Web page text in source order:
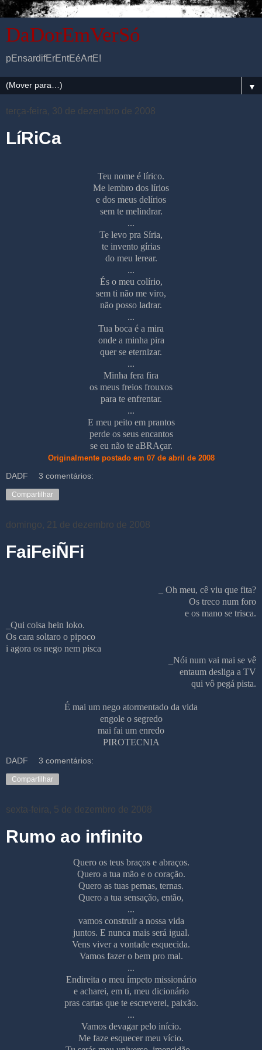
DaDorEmVerSó
pEnsardifErEntEéArtE!
▼
terça-feira, 30 de dezembro de 2008
LíRiCa
Teu nome é lírico.
Me lembro dos lírios
e dos meus delírios
sem te melindrar.
...
Te levo pra Síria,
te invento gírias
do meu lerear.
...
És o meu colírio,
sem ti não me viro,
não posso ladrar.
...
Tua boca é a mira
onde a minha pira
quer se eternizar.
...
Minha fera fira
os meus freios frouxos
para te enfrentar.
...
E meu peito em prantos
perde os seus encantos
se eu não te aBRAçar.
Originalmente postado em 07 de abril de 2008
DADF 3 comentários:
Compartilhar
domingo, 21 de dezembro de 2008
FaiFeiÑFi
_ Oh meu, cê viu que fita?
Os treco num foro
e os mano se trisca.
_Qui coisa hein loko.
Os cara soltaro o pipoco
i agora os nego nem pisca
_Nói num vai mai se vê
entaum desliga a TV
qui vô pegá pista.
É mai um nego atormentado da vida
engole o segredo
mai fai um enredo
PIROTECNIA
DADF 3 comentários:
Compartilhar
sexta-feira, 5 de dezembro de 2008
Rumo ao infinito
Quero os teus braços e abraços.
Quero a tua mão e o coração.
Quero as tuas pernas, ternas.
Quero a tua sensação, então,
...
vamos construir a nossa vida
juntos. E nunca mais será igual.
Vens viver a vontade esquecida.
Vamos fazer o bem pro mal.
...
Endireita o meu ímpeto missionário
e acharei, em ti, meu dicionário
pras cartas que te escreverei, paixão.
...
Vamos devagar pelo início.
Me faze esquecer meu vício.